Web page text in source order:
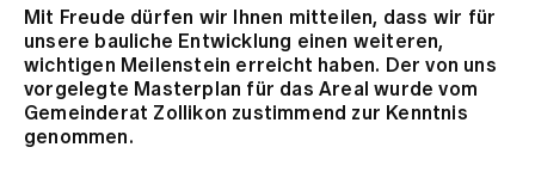
Jobs & Karriere
Kontakt
Babygalerie
Mit Freude dürfen wir Ihnen mitteilen, dass wir für
unsere bauliche Entwicklung einen weiteren,
wichtigen Meilenstein erreicht haben. Der von uns
vorgelegte Masterplan für das Areal wurde vom
Gemeinderat Zollikon zustimmend zur Kenntnis
genommen.